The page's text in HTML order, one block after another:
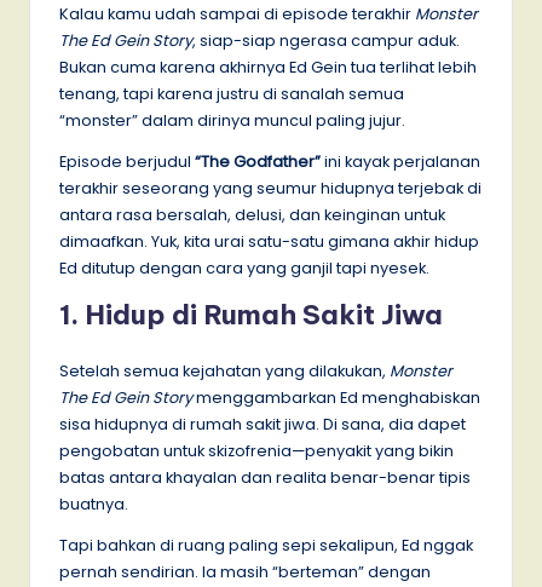
Kalau kamu udah sampai di episode terakhir Monster
The Ed Gein Story, siap-siap ngerasa campur aduk.
Bukan cuma karena akhirnya Ed Gein tua terlihat lebih
tenang, tapi karena justru di sanalah semua
“monster” dalam dirinya muncul paling jujur.
Episode berjudul “The Godfather”ini kayak perjalanan
terakhir seseorang yang seumur hidupnya terjebak di
antara rasa bersalah, delusi, dan keinginan untuk
dimaafkan. Yuk, kita urai satu-satu gimana akhir hidup
Ed ditutup dengan cara yang ganjil tapi nyesek.
1. Hidup di Rumah Sakit Jiwa
Setelah semua kejahatan yang dilakukan, Monster
The Ed Gein Storymenggambarkan Ed menghabiskan
sisa hidupnya di rumah sakit jiwa. Di sana, dia dapet
pengobatan untuk skizofrenia—penyakit yang bikin
batas antara khayalan dan realita benar-benar tipis
buatnya.
Tapi bahkan di ruang paling sepi sekalipun, Ed nggak
pernah sendirian. Ia masih “berteman” dengan